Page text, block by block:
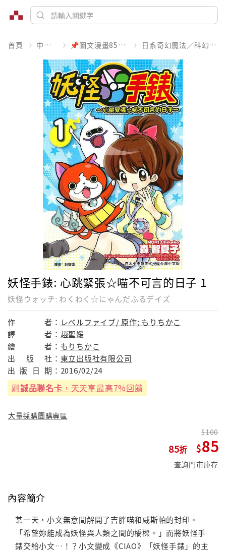
首頁 中文書 📌圖文漫畫85折起 日系奇幻魔法／科幻冒險
妖怪手錶: 心跳緊張☆喵不可言的日子 1
妖怪ウォッチ: わくわく☆にゃんだふるデイズ
作 者： レべルファイブ/ 原作; もりちかこ
譯
者： 趙聖媛
繪
者： もりちかこ
出
版 社： 東立出版社有限公司
出 版 日 期： 2016/02/24
刷誠品聯名卡 ，天天享最高7%回饋
大量採購團購專區
85
100
85
查詢門市庫存
內容簡介
某一天，小文無意間解開了吉胖喵和威斯帕的封印。
「希望妳能成為妖怪與人類之間的橋樑。」而將妖怪手
錶交給小文…！？小文變成《CIAO》「妖怪手錶」的主